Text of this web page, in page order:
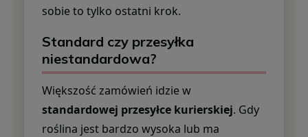
sobie to tylko ostatni krok.
Standard czy przesyłka
niestandardowa?
Większość zamówień idzie w
standardowej przesyłce kurierskiej. Gdy
roślina jest bardzo wysoka lub ma